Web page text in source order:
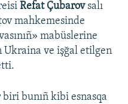
Refat Çubarovsalı
mahkemesinde
mabüslerine
Ukraina ve işğal etilgen
bunıñ kibi esnasqa